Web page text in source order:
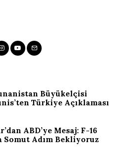
Büyükelçisi
Türkiye Açıklaması
ABD’ye Mesaj: F-16
Somut Adım Bekliyoruz